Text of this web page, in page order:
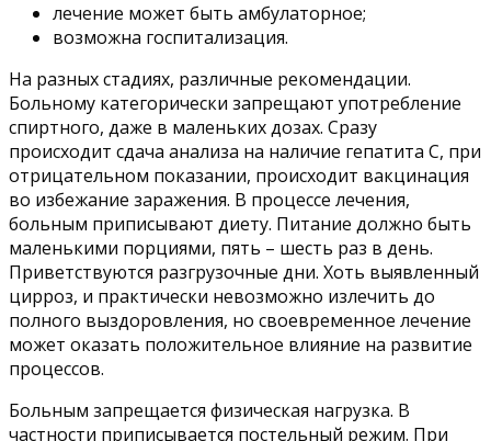
лечение может быть амбулаторное;
возможна госпитализация.
На разных стадиях, различные рекомендации.
Больному категорически запрещают употребление
спиртного, даже в маленьких дозах. Сразу
происходит сдача анализа на наличие гепатита С, при
отрицательном показании, происходит вакцинация
во избежание заражения. В процессе лечения,
больным приписывают диету. Питание должно быть
маленькими порциями, пять – шесть раз в день.
Приветствуются разгрузочные дни. Хоть выявленный
цирроз, и практически невозможно излечить до
полного выздоровления, но своевременное лечение
может оказать положительное влияние на развитие
процессов.
Больным запрещается физическая нагрузка. В
частности приписывается постельный режим. При